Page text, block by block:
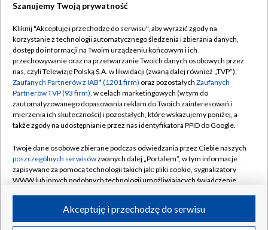
TVP
Abonament TVP
Emisja w TVP
Centrum informacji TVP
Naziemna Telewizja Cyfrowa
Rada Programowa
System NOS
Informacje o nadawcy
Program dla prasy
Regulamin TVP
Polityka prywatności
Moje zgody
Pomoc
Kontakt
Kanały
©2026 Telewizja Polska S.A. w likwidacji
Szanujemy Twoją prywatność
Kliknij "Akceptuję i przechodzę do serwisu", aby wyrazić zgody na
korzystanie z technologii automatycznego śledzenia i zbierania danych,
dostęp do informacji na Twoim urządzeniu końcowym i ich
przechowywanie oraz na przetwarzanie Twoich danych osobowych przez
nas, czyli Telewizję Polską S.A. w likwidacji (zwaną dalej również „TVP”),
Zaufanych Partnerów z IAB* (1201 firm) oraz pozostałych Zaufanych
Partnerów TVP (93 firm), w celach marketingowych (w tym do
zautomatyzowanego dopasowania reklam do Twoich zainteresowań i
mierzenia ich skuteczności) i pozostałych, które wskazujemy poniżej, a
także zgody na udostępnianie przez nas identyfikatora PPID do Google.
Twoje dane osobowe zbierane podczas odwiedzania przez Ciebie naszych
poszczególnych serwisówzwanych dalej „Portalem”, w tym informacje
zapisywane za pomocą technologii takich jak: pliki cookie, sygnalizatory
WWW lub innych podobnych technologii umożliwiających świadczenie
ruchu w Internecie.Akceptuję i przechodzę do serwisu